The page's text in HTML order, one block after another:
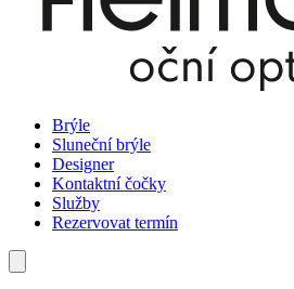
Brýle
Sluneční brýle
Designer
Kontaktní čočky
Služby
Rezervovat termín